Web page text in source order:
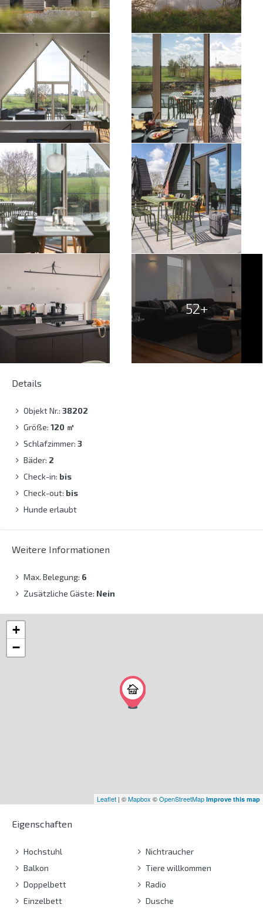
52+
Details
Objekt Nr.: 38202
Größe: 120 ㎡
Schlafzimmer: 3
Bäder: 2
Check-in: bis
Check-out: bis
Hunde erlaubt
Weitere Informationen
Max. Belegung: 6
Zusätzliche Gäste: Nein
+
−
Leaflet | ©Mapbox ©OpenStreetMap Improve this map
Eigenschaften
Hochstuhl
Balkon
Doppelbett
Einzelbett
Nichtraucher
Tiere willkommen
Radio
Dusche